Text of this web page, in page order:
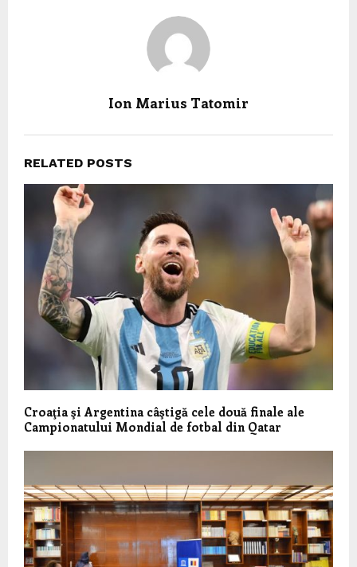
Ion Marius Tatomir
RELATED POSTS
Croaţia şi Argentina câştigă cele două finale ale
Campionatului Mondial de fotbal din Qatar